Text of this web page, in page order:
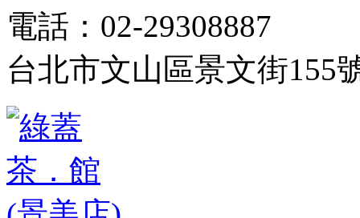
電話：02-29308887
台北市文山區景文街155